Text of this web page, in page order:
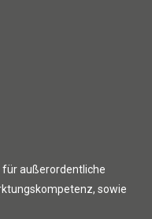
für außerordentliche
sowie